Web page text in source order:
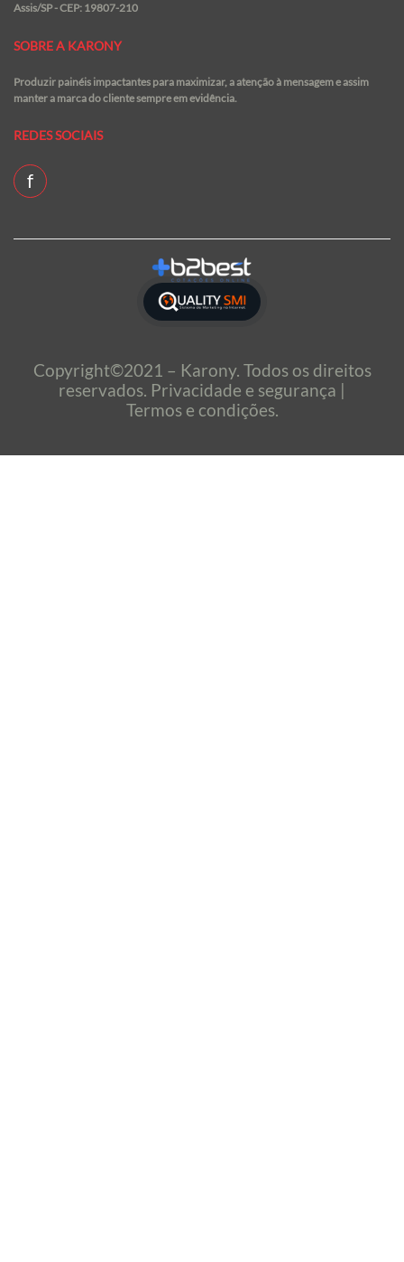
Assis/SP - CEP: 19807-210
SOBRE A KARONY
Produzir painéis impactantes para maximizar, a atenção à mensagem e assim
manter a marca do cliente sempre em evidência.
REDES SOCIAIS
f
Copyright©2021 – Karony. Todos os direitos
reservados. Privacidade e segurança |
Termos e condições.